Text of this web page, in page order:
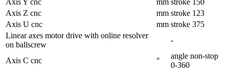
Axis Y cnc mm stroke 150
Axis Z cnc
mm stroke 123
Axis U cnc
mm stroke 375
Linear axes motor drive with online resolver
on ballscrew
-
Axis C cnc °
angle non-stop
0-360